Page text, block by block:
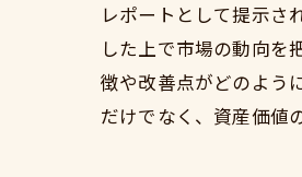
レポートとして提示さ
した上で市場の動向を
徴や改善点がどのよう
だけでなく、資産価値